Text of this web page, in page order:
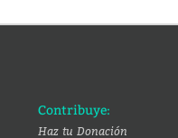
Contribuye:
Haz tu Donación